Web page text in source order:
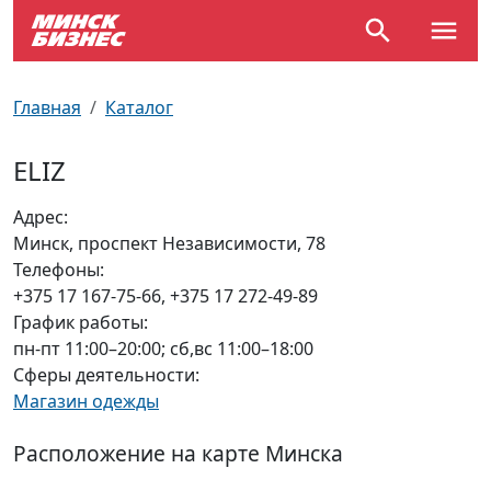
Главная Каталог
ELIZ
Адрес:
Минск, проспект Независимости, 78
Телефоны:
+375 17 167-75-66, +375 17 272-49-89
График работы:
пн-пт 11:00–20:00; сб,вс 11:00–18:00
Сферы деятельности:
Магазин одежды
Расположение на карте Минска
Улицы Минска
Производственный календарь
Документы для ЗАГСа
Пробки на дорогах
Самолеты